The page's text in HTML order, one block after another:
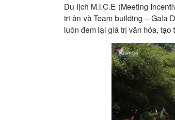
Du lịch M.I.C.E (Meeting
tri ân và Team building – Gala
luôn đem lại giá trị văn hóa,